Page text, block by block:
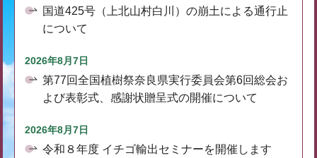
国道425号（上北山村白川）の崩土による通行止
について
2026年8月7日
第77回全国植樹祭奈良県実行委員会第6回総会お
よび表彰式、感謝状贈呈式の開催について
2026年8月7日
令和８年度 イチゴ輸出セミナーを開催します